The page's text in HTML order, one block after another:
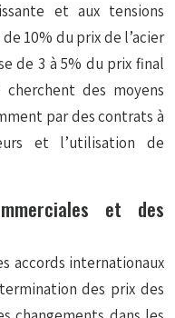
et aux tensions
10% du prix de l’acier
de 3 à 5% du prix final
des moyens
par des contrats à
et l’utilisation de
et des
accords internationaux
des prix des